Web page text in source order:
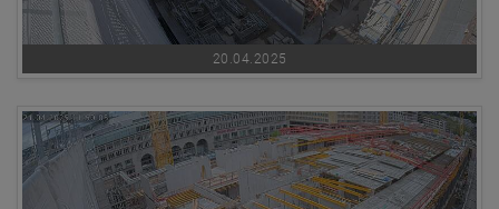
20.04.2025